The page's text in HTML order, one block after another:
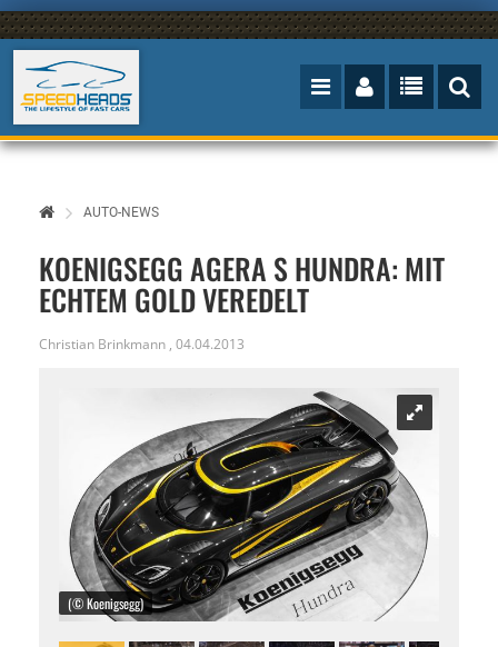
AUTO-NEWS
KOENIGSEGG AGERA S HUNDRA: MIT
ECHTEM GOLD VEREDELT
Christian Brinkmann , 04.04.2013
(© Koenigsegg)